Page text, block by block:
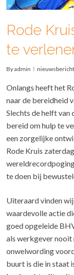
Rode
te
Byadmin nieuwsbericht
Onlangs heeft het
naar de bereidheid
Slechts de helft van
bereid om hulp te
een zorgelijke
Rode Kruis
te doen bij
Uiteraard vinden
waardevolle actie
goed opgeleide
als werkgever nooit
onwelwording
buurt is die in staat